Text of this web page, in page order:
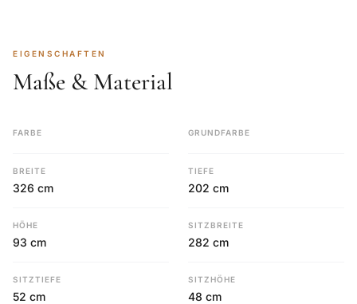
EIGENSCHAFTEN
Maße & Material
FARBE GRUNDFARBE
BREITE
326 cm
TIEFE
202 cm
HÖHE
93 cm
SITZBREITE
282 cm
SITZTIEFE
52 cm
SITZHÖHE
48 cm